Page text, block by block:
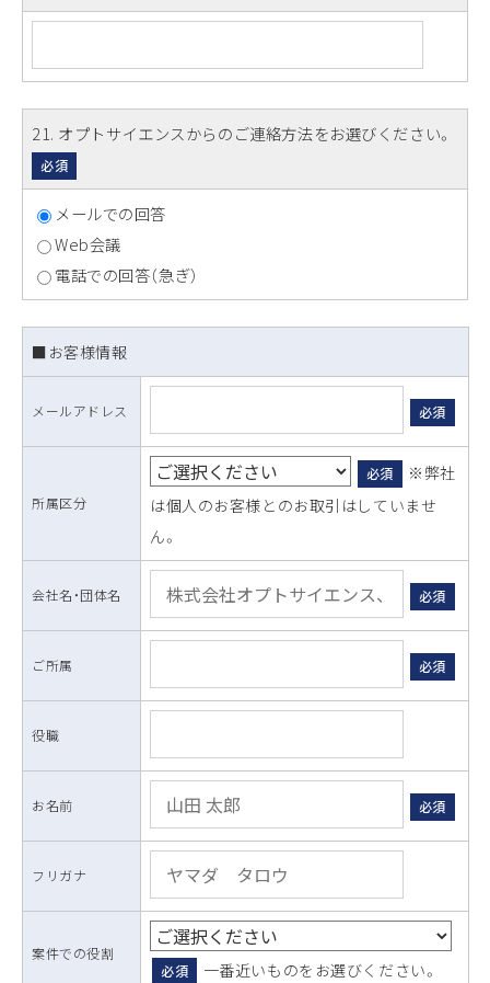
21. オプトサイエンスからのご連絡方法をお選びください。
必須
メールでの回答
Web会議
電話での回答（急ぎ）
■お客様情報
メールアドレス 必須
所属区分
必須
※弊社
は個人のお客様とのお取引はしていませ
ん。
会社名・団体名 必須
ご所属 必須
役職
お名前 必須
フリガナ
案件での役割
必須
一番近いものをお選びください。